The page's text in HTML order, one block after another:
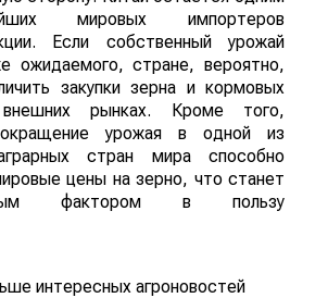
мировых импортеров
Если собственный урожай
ожидаемого, стране, вероятно,
закупки зерна и кормовых
рынках. Кроме того,
урожая в одной из
стран мира способно
цены на зерно, что станет
фактором в пользу
интересных агроновостей